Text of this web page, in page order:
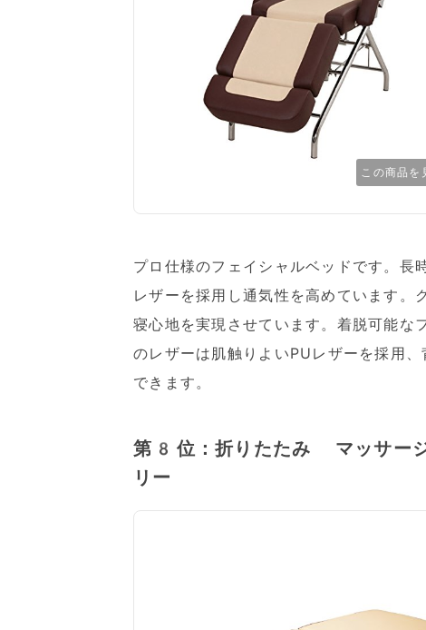
この商品を
プロ仕様のフェイシャルベッドです。長
レザーを採用し通気性を高めています。
寝心地を実現させています。着脱可能な
のレザーは肌触りよいPUレザーを採用
できます。
第8位：折りたたみ マッサ
リー